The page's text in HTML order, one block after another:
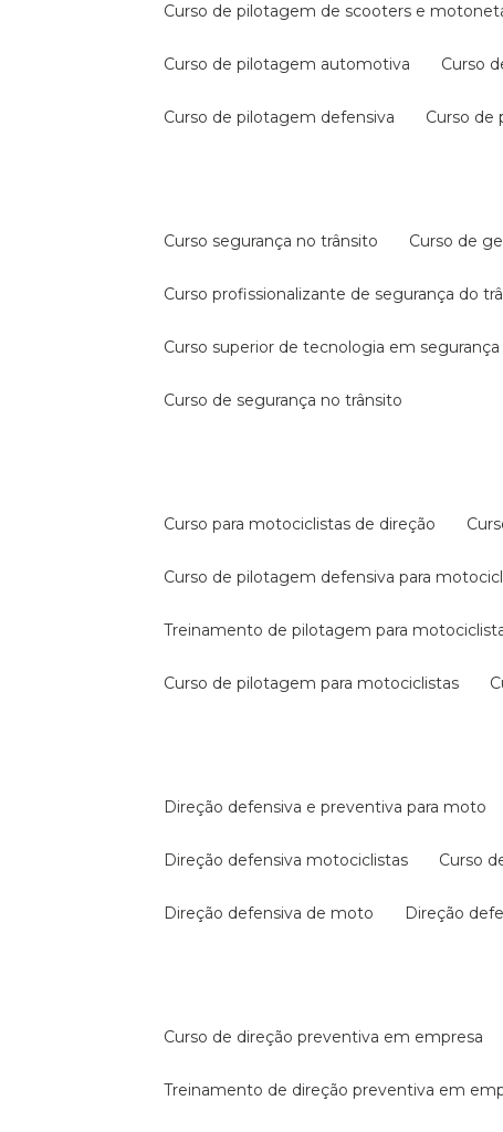
curso de pilotagem de scooters e
curso de pilotagem automotiva curso
curso de pilotagem defensiva curso
curso segurança no trânsito curso de
curso profissionalizante de segurança do
curso superior de tecnologia em
curso de segurança no trânsito
curso para motociclistas de direção
curso de pilotagem defensiva para
treinamento de pilotagem para
curso de pilotagem para motociclistas
direção defensiva e preventiva para moto
direção defensiva motociclistas curso
direção defensiva de moto direção
curso de direção preventiva em empresa
treinamento de direção preventiva em